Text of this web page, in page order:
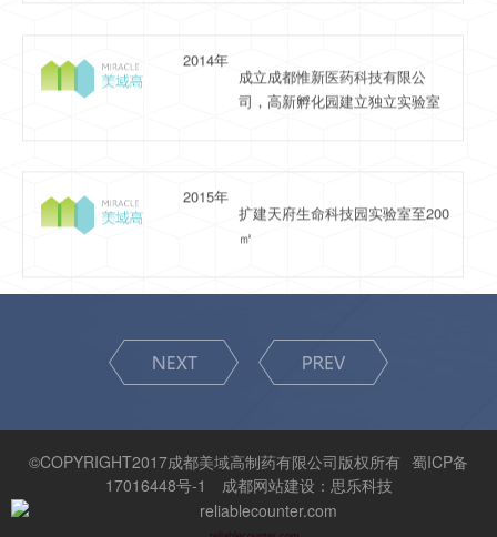
扩建天府生命科技园实验室至200
㎡
2015年
成立成都惟邦药业有限公司，建
设创新药物实验室2500㎡.
2017年
建立与西华大学的联合实验室，
新扩建实验室至2700㎡
收购宜宾市南溪区红光制药有限
公司（通过GMP认证）
2018年
©COPYRIGHT2017成都美域高制药有限公司版权所有 蜀ICP备
17016448号-1
成都网站建设：思乐科技